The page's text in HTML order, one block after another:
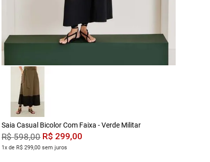
Saia Casual Bicolor Com Faixa - Verde Militar
R$ 598,00 R$ 299,00
1x de R$ 299,00 sem juros